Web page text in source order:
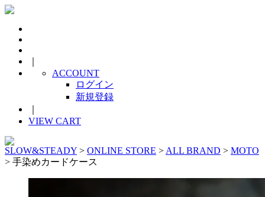
ACCOUNT
ログイン
新規登録
VIEW CART
SLOW&STEADY > ONLINE STORE > ALL BRAND > MOTO
> 手染めカードケース